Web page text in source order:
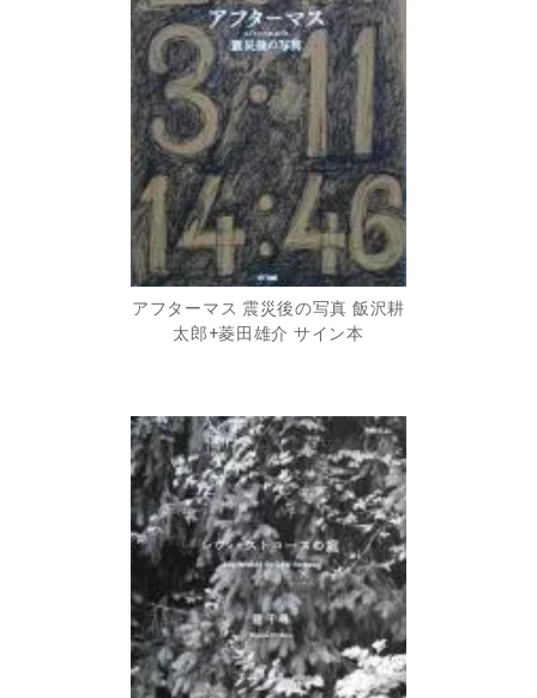
アフターマス 震災後の写真 飯沢耕
太郎+菱田雄介 サイン本